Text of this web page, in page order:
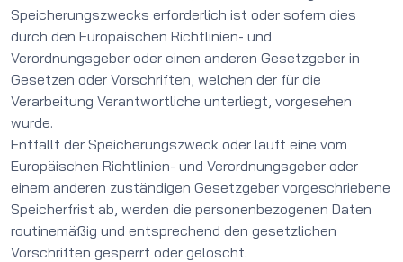
Speicherungszwecks erforderlich ist oder sofern dies
durch den Europäischen Richtlinien- und
Verordnungsgeber oder einen anderen Gesetzgeber in
Gesetzen oder Vorschriften, welchen der für die
Verarbeitung Verantwortliche unterliegt, vorgesehen
wurde.
Entfällt der Speicherungszweck oder läuft eine vom
Europäischen Richtlinien- und Verordnungsgeber oder
einem anderen zuständigen Gesetzgeber vorgeschriebene
Speicherfrist ab, werden die personenbezogenen Daten
routinemäßig und entsprechend den gesetzlichen
Vorschriften gesperrt oder gelöscht.